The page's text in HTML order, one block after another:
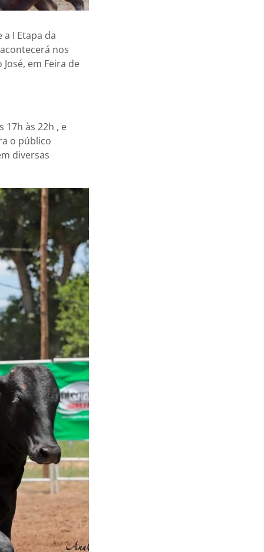
a I Etapa da
nos
em Feira de
17h às 22h , e
o público
diversas